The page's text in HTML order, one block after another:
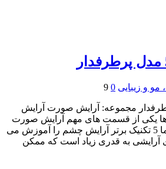
مو و زیبایی 0
9
با 5 مدل پرطرفدار مجموعه: آرایش صورت آرایش
یکی از قسمت های مهم آرایش صورت
است. در این مقاله به شما 5 تکنیک برتر آرایش چشم را آموزش می
آرایشی به قدری زیاد است که ممکن